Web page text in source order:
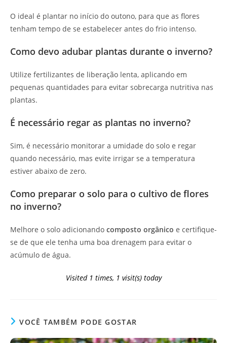
O ideal é plantar no início do outono, para que as flores
tenham tempo de se estabelecer antes do frio intenso.
Como devo adubar plantas durante o inverno?
Utilize fertilizantes de liberação lenta, aplicando em
pequenas quantidades para evitar sobrecarga nutritiva nas
plantas.
É necessário regar as plantas no inverno?
Sim, é necessário monitorar a umidade do solo e regar
quando necessário, mas evite irrigar se a temperatura
estiver abaixo de zero.
Como preparar o solo para o cultivo de flores
no inverno?
Melhore o solo adicionando composto orgânico e certifique-
se de que ele tenha uma boa drenagem para evitar o
acúmulo de água.
Visited 1 times, 1 visit(s) today
VOCÊ TAMBÉM PODE GOSTAR